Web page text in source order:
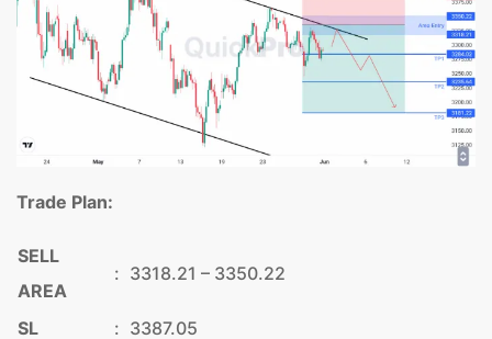
Trade Plan:
SELL
AREA
: 3318.21 – 3350.22
SL : 3387.05